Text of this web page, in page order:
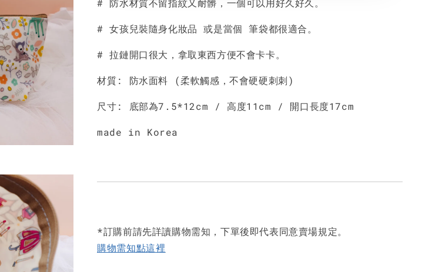
# 女孩兒裝隨身化妝品 或是當個 筆袋都很適合。
# 拉鏈開口很大，拿取東西方便不會卡卡。
材質: 防水面料 (柔軟觸感，不會硬硬刺刺)
尺寸: 底部為7.5*12cm / 高度11cm / 開口長度17cm
made in Korea
*訂購前請先詳讀購物需知，下單後即代表同意賣場規定。
購物需知點這裡